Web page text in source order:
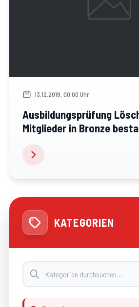
13.12.2019, 00:00 Uhr
Ausbildungsprüfung
Mitglieder in Bronze
KATEGORIEN